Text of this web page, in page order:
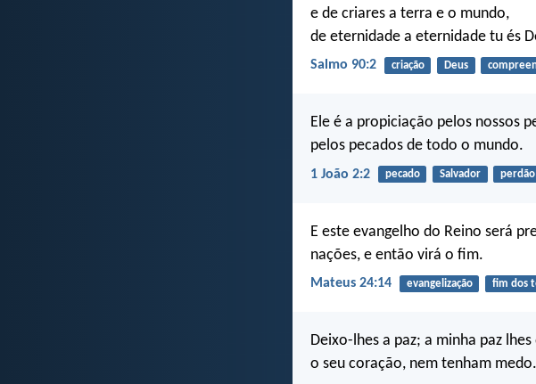
e de criares a terra e o mundo,
de eternidade a eternidade tu és
Salmo 90:2 criação Deus
Ele é a propiciação pelos nossos
pelos pecados de todo o mundo.
1 João 2:2 pecado Salvador perdão
E este evangelho do Reino será
nações, e então virá o fim.
Mateus 24:14 evangelização fim dos
Deixo-lhes a paz; a minha paz
o seu coração, nem tenham medo.